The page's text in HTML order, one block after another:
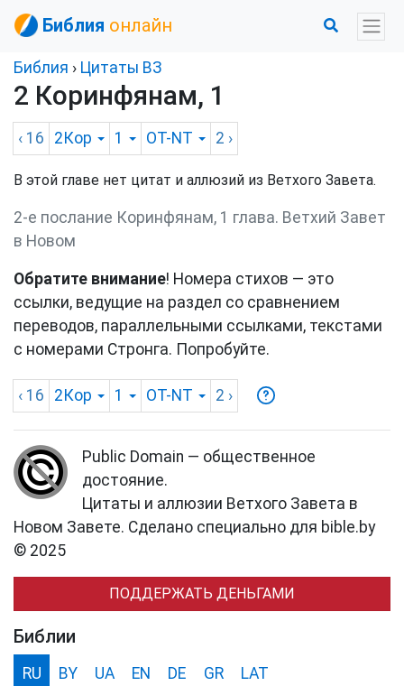
Библия онлайн
Библия › Цитаты ВЗ
2 Коринфянам, 1
‹ 16 2Кор 1 OT-NT 2 ›
В этой главе нет цитат и аллюзий из Ветхого Завета.
2-е послание Коринфянам, 1 глава. Ветхий Завет
в Новом
Обратите внимание! Номера стихов — это
ссылки, ведущие на раздел со сравнением
переводов, параллельными ссылками, текстами
с номерами Стронга. Попробуйте.
‹ 16 2Кор 1 OT-NT 2 ›
Public Domain — общественное
достояние.
Цитаты и аллюзии Ветхого Завета в
Новом Завете. Сделано специально для bible.by
© 2025
ПОДДЕРЖАТЬ ДЕНЬГАМИ
Библии
RU BY UA EN DE GR LAT